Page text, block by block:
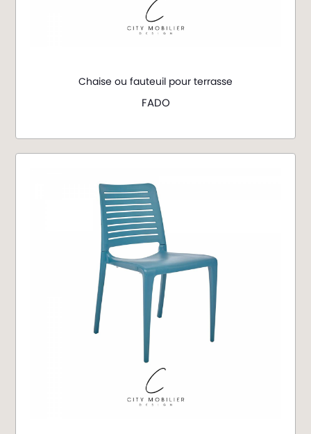
Chaise ou fauteuil pour terrasse
FADO